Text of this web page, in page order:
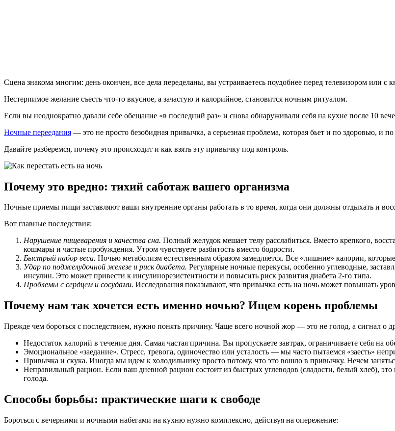
Сцена знакома многим: день окончен, все дела переделаны, вы устраиваетесь поудобнее перед телевизором или с
Нестерпимое желание съесть что-то вкусное, а зачастую и калорийное, становится ночным ритуалом.
Если вы неоднократно давали себе обещание «в последний раз» и снова обнаруживали себя на кухне после 10
Ночные переедания — это не просто безобидная привычка, а серьезная проблема, которая бьет и по здоровью, и
Давайте разберемся, почему это происходит и как взять эту привычку под контроль.
Почему это вредно: тихий саботаж вашего организма
Ночные приемы пищи заставляют ваши внутренние органы работать в то время, когда они должны отдыхать и
Вот главные последствия:
Нарушение пищеварения и качества сна. Полный желудок мешает телу расслабиться. Вместо крепкого,
кошмары и частые пробуждения. Утром чувствуете разбитость вместо бодрости.
Быстрый набор веса. Ночью метаболизм естественным образом замедляется. Все «лишние» калории,
Удар по поджелудочной железе и риск диабета. Регулярные ночные перекусы, особенно углеводные,
инсулин. Это может привести к инсулинорезистентности и повысить риск развития диабета 2-го типа.
Проблемы с сердцем и сосудами. Исследования показывают, что привычка есть на ночь может повышать
Почему нам так хочется есть именно ночью? Ищем корень проблемы
Прежде чем бороться с последствием, нужно понять причину. Чаще всего ночной жор — это не голод, а сигнал о
Недостаток калорий в течение дня. Самая частая причина. Вы пропускаете завтрак, ограничиваете себя на
Эмоциональное «заедание». Стресс, тревога, одиночество или усталость — мы часто пытаемся «заесть»
Привычка и скука. Иногда мы идем к холодильнику просто потому, что это вошло в привычку. Нечем
Неправильный рацион. Если ваш дневной рацион состоит из быстрых углеводов (сладости, белый хлеб), это
голода.
Способы борьбы: практические шаги к свободе
Бороться с вечерними и ночными набегами на кухню нужно комплексно, действуя на опережение: